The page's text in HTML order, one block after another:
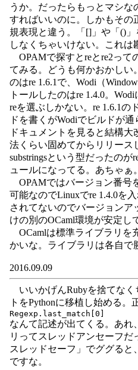
うか。だったらもっとマシ
すればいいのに。しかもその
規表現と違う。「[]」や「()
しなくちゃいけない。これは
OPAMで探すとreとre2って
てみる。どうも何かおかしい
のはre 1.6.1で、Wodi（
トールしたのはre 1.4.0。
reを選ぶしかない。re 1.6.1の
ドを書くがWodiでビルドが
ドキュメントを見ると結構
法くらい固めてからリリース
substringsという型だったのが
ュールになってる。あちゃぁ。
OPAMではバージョン番号
可能なのでLinuxでre 1.4.0を
されてないのでバージョンア
けの別のOCaml環境が安定し
OCamlは標準ライブラリを
かいな。ライブラリは各自で
2016.09.09
いいかげんRubyを捨てなく
トをPythonに移植し始める。
なんて記述が出てくる。あれ
リってスレッドアンセーフだ
スレッドセーフ」でググる
ですな。